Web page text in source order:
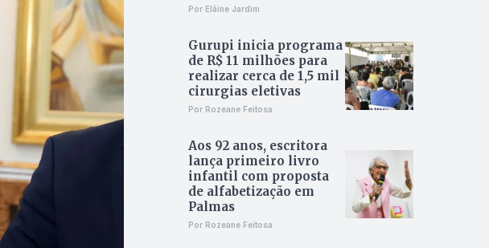
Por Elâine Jardim
Gurupi inicia programa
de R$ 11 milhões para
realizar cerca de 1,5 mil
cirurgias eletivas
Por Rozeane Feitosa
Aos 92 anos, escritora
lança primeiro livro
infantil com proposta
de alfabetização em
Palmas
Por Rozeane Feitosa